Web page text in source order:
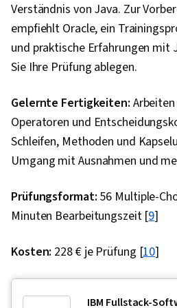
Verständnis von Java. Zur
empfiehlt Oracle, ein
und praktische Erfahrungen mit
Sie Ihre Prüfung ablegen.
Gelernte Fertigkeiten:
Operatoren und
Schleifen, Methoden und
Umgang mit Ausnahmen und
Prüfungsformat: 56 Multiple-
Minuten Bearbeitungszeit [9]
Kosten: 228 € je Prüfung [10]
IBM Fullstack-